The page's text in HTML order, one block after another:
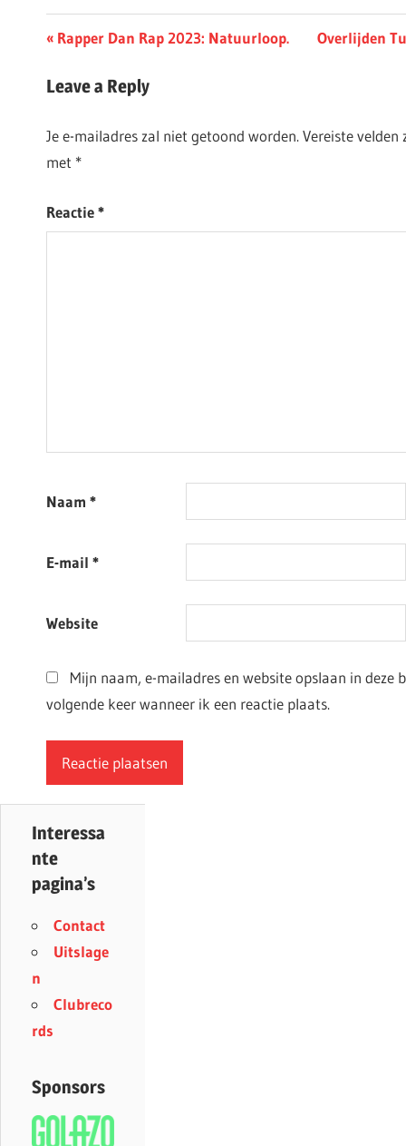
Berichtnavigatie
Previous
Rapper Dan Rap 2023: Natuurloop.
Next
Overlijden
Leave a Reply
Je e-mailadres zal niet getoond worden.Vereiste velden
met *
Reactie*
Naam *
E-mail *
Website
Mijn naam, e-mailadres en website opslaan in deze
volgende keer wanneer ik een reactie plaats.
Interessa
nte
pagina’s
Contact
Uitslage
n
Clubreco
rds
Sponsors